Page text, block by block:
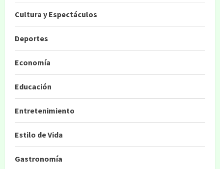
Cultura y Espectáculos
Deportes
Economía
Educación
Entretenimiento
Estilo de Vida
Gastronomía